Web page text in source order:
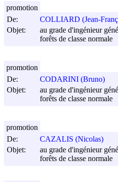
De:
COLLIARD (Jean-
Objet:
au grade d'ingénieur
forêts de classe normale
promotion
De:
CODARINI (Bruno)
Objet:
au grade d'ingénieur
forêts de classe normale
promotion
De:
CAZALIS (Nicolas)
Objet:
au grade d'ingénieur
forêts de classe normale
promotion